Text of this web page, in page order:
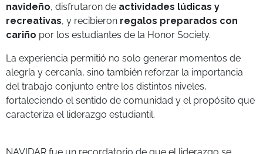
navideño, disfrutaron de actividades lúdicas y
recreativas, y recibieron regalos preparados con
cariño por los estudiantes de la Honor Society.
La experiencia permitió no solo generar momentos de
alegría y cercanía, sino también reforzar la importancia
del trabajo conjunto entre los distintos niveles,
fortaleciendo el sentido de comunidad y el propósito que
caracteriza el liderazgo estudiantil.